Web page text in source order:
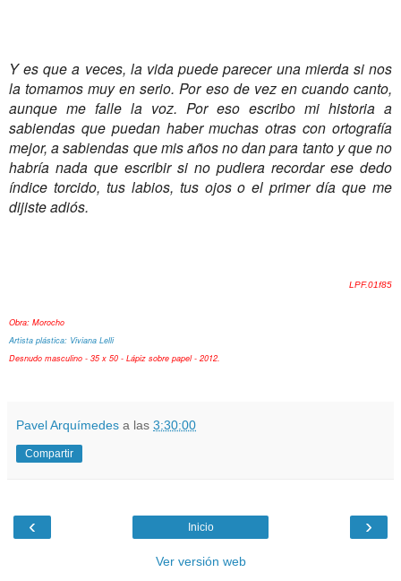
Y es que a veces, la vida puede parecer una mierda si nos
la tomamos muy en serio. Por eso de vez en cuando canto,
aunque me falle la voz. Por eso escribo mi historia a
sabiendas que puedan haber muchas otras con ortografía
mejor, a sabiendas que mis años no dan para tanto y que no
habría nada que escribir si no pudiera recordar ese dedo
índice torcido, tus labios, tus ojos o el primer día que me
dijiste adiós.
LPF.01f85
Obra: Morocho
Artista plástica: Viviana Lelli
Desnudo masculino - 35 x 50 - Lápiz sobre papel - 2012.
Pavel Arquímedes a las 3:30:00
Compartir
‹ ›
Inicio
Ver versión web